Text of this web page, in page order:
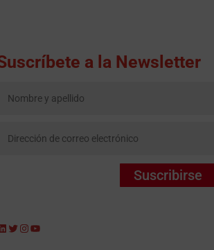
a la Newsletter
Suscribirse
Twitter
Instagram
YouTube